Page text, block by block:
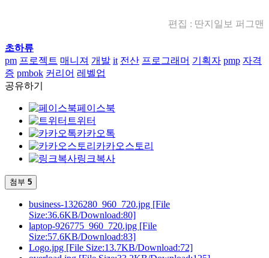
편집 : 딴지일보 퍼그맨
초하류
pm 프로젝트 매니져 개발 it 전산 프로그래머 기획자 pmp 자격
증 pmbok 커리어 레벨업
공유하기
페이스북
트위터
카카오톡
카카오스토리
링크복사
첨부 5
business-1326280_960_720.jpg [File
Size:36.6KB/Download:80]
laptop-926775_960_720.jpg [File
Size:57.6KB/Download:83]
Logo.jpg [File Size:13.7KB/Download:72]